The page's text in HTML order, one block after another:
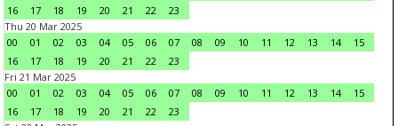
16
17 18 19 20 21 22
23
Thu 20 Mar 2025
00
01 02 03 04 05 06 07 08 09 10 11 12 13 14
15
16
17 18 19 20 21 22
23
Fri 21 Mar 2025
00
01 02 03 04 05 06 07 08 09 10 11 12 13 14
15
16
17 18 19 20 21 22
23